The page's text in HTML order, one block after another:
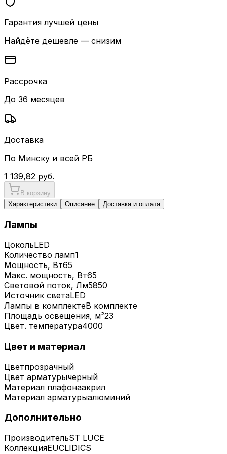
Гарантия лучшей цены
Найдёте дешевле — снизим
Рассрочка
До 36 месяцев
Доставка
По Минску и всей РБ
1 139,82 руб.
В корзину
Характеристики
Описание Доставка и оплата
Лампы
ЦокольLED
Количество ламп1
Мощность, Вт65
Макс. мощность, Вт65
Световой поток, Лм5850
Источник светаLED
Лампы в комплектеВ комплекте
Площадь освещения, м²23
Цвет. температура4000
Цвет и материал
Цветпрозрачный
Цвет арматурычерный
Материал плафонаакрил
Материал арматурыалюминий
Дополнительно
ПроизводительST LUCE
КоллекцияEUCLIDICS